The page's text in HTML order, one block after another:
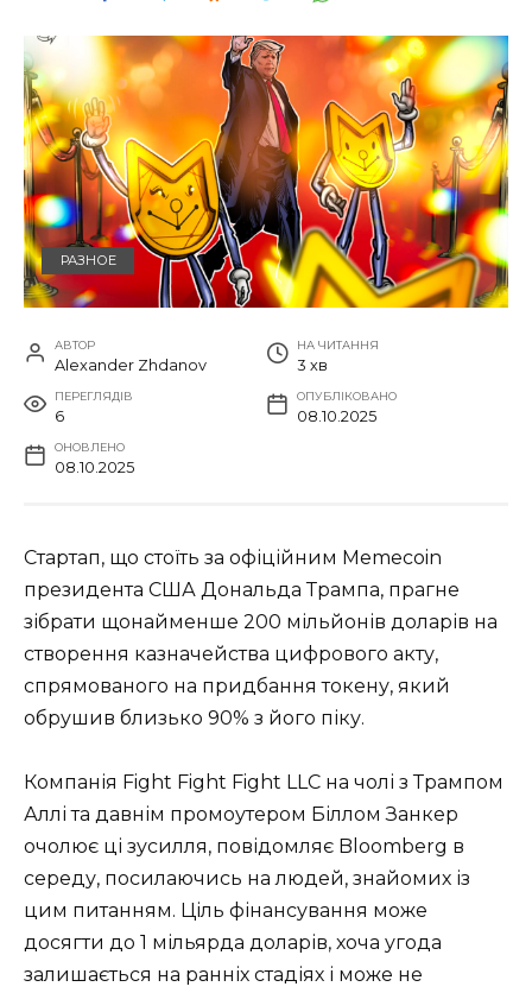
РАЗНОЕ
АВТОР
Alexander Zhdanov
НА ЧИТАННЯ
3 хв
ПЕРЕГЛЯДІВ
6
ОПУБЛІКОВАНО
08.10.2025
ОНОВЛЕНО
08.10.2025
Стартап, що стоїть за офіційним Memecoin
президента США Дональда Трампа, прагне
зібрати щонайменше 200 мільйонів доларів на
створення казначейства цифрового акту,
спрямованого на придбання токену, який
обрушив близько 90% з його піку.
Компанія Fight Fight Fight LLC на чолі з Трампом
Аллі та давнім промоутером Біллом Занкер
очолює ці зусилля, повідомляє Bloomberg в
середу, посилаючись на людей, знайомих із
цим питанням. Ціль фінансування може
досягти до 1 мільярда доларів, хоча угода
залишається на ранніх стадіях і може не